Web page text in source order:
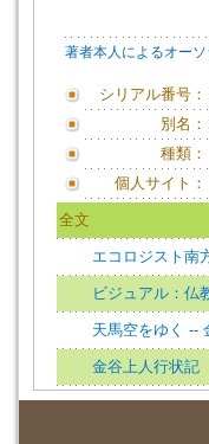
著者本人によるオー
シリアル番号：
別名：
種類：
個人サイト：
全文
エコロジスト南
ビジュアル：仏
天馬空をゆく --
金谷上人行状記